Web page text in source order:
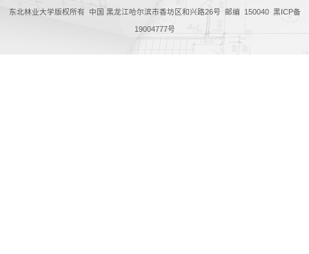
东北林业大学版权所有 中国 黑龙江哈尔滨市香坊区和兴路26号 邮编 150040 黑ICP备
19004777号